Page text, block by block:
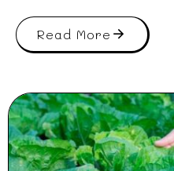
Read More